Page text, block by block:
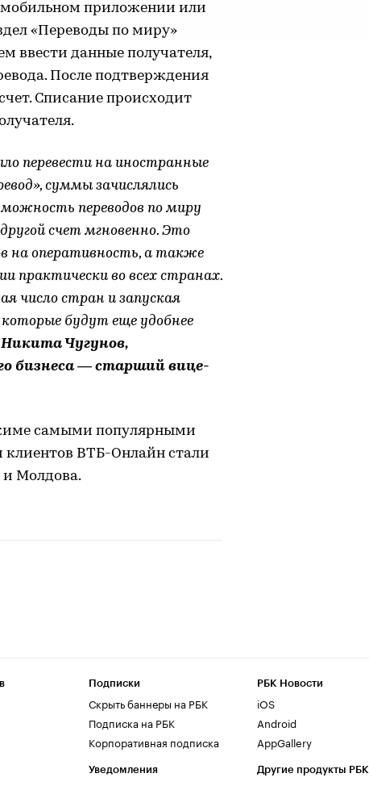
приложении или
«Переводы по миру»
ввести данные получателя,
После подтверждения
Списание происходит
перевести на иностранные
суммы зачислялись
переводов по миру
счет мгновенно. Это
на оперативность, а также
практически во всех странах.
число стран и запуская
которые будут еще удобнее
Чугунов,
бизнеса — старший вице-
самыми популярными
клиентов ВТБ-Онлайн стали
и Молдова.
Подписки
Скрыть баннеры на РБК
Подписка на РБК
Корпоративная подписка
Уведомления
РБК Новости
iOS
Android
AppGallery
Другие продукты РБК